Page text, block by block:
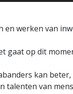
en werken van
gaat op dit
kan
talenten van